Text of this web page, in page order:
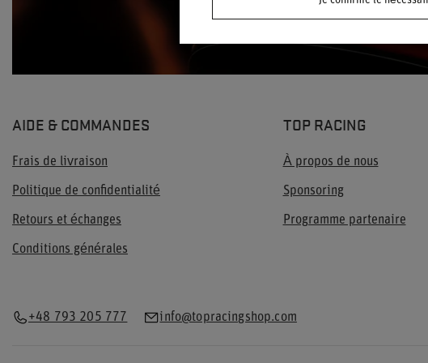
AIDE & COMMANDES
Frais de livraison
Politique de confidentialité
Retours et échanges
Conditions générales
TOP RACING
À propos de nous
Sponsoring
Programme partenaire
+48 793 205 777 info@topracingshop.com